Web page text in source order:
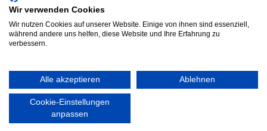
Abonnieren
Walddörfer Sportverein
Halenreie 32-34
22359 Hamburg
Tel. 040 / 64 50 62 - 0
info@walddoerfer-sv.de
SERVICEZEITEN:
Mo. – Fr. 8:00 – 22:00 Uhr
Wir verwenden Cookies
Wir nutzen Cookies auf unserer Website. Einige von ihnen sind essenziell,
während andere uns helfen, diese Website und Ihre Erfahrung zu
verbessern.
Alle akzeptieren Ablehnen
Cookie-Einstellungen
anpassen